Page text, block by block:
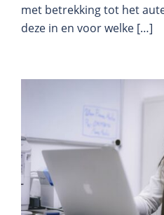
met betrekking tot het
deze in en voor welke […]